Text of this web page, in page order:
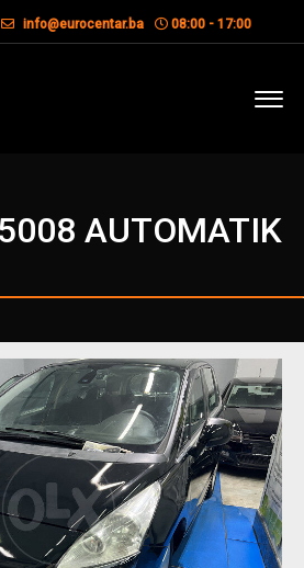
info@eurocentar.ba 08:00 - 17:00
AUTOMATIK